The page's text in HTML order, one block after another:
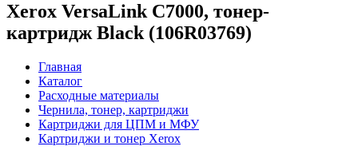
Xerox VersaLink C7000, тонер-
картридж Black (106R03769)
Главная
Каталог
Расходные материалы
Чернила, тонер, картриджи
Картриджи для ЦПМ и МФУ
Картриджи и тонер Xerox